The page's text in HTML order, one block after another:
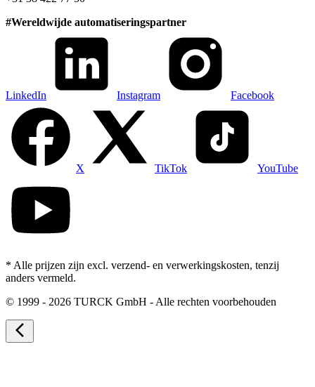
#Wereldwijde automatiseringspartner
LinkedIn Instagram Facebook
X TikTok YouTube
* Alle prijzen zijn excl. verzend- en verwerkingskosten, tenzij
anders vermeld.
© 1999 - 2026 TURCK GmbH - Alle rechten voorbehouden
arrow_back_ios_new